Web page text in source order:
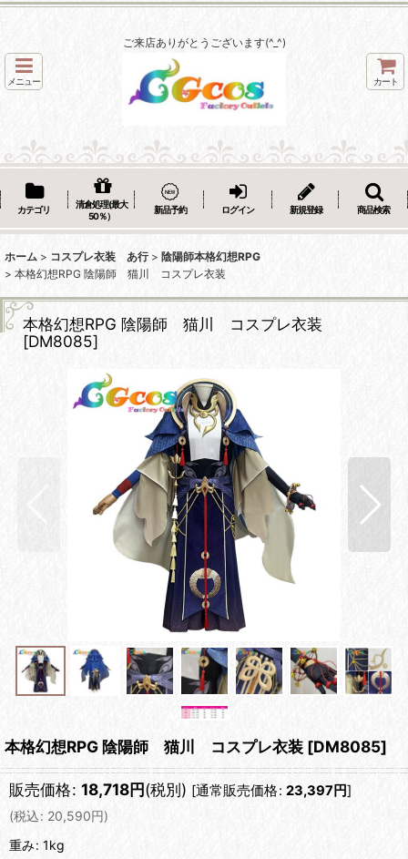
ご来店ありがとうございます(^_^)
メニュー カート
カテゴリ
清倉処理(最大
50％）
新品予約 ログイン 新規登録 商品検索
ホーム > コスプレ衣装 あ行 > 陰陽師本格幻想RPG
> 本格幻想RPG 陰陽師 猫川 コスプレ衣装
本格幻想RPG 陰陽師 猫川 コスプレ衣装
[DM8085]
本格幻想RPG 陰陽師 猫川 コスプレ衣装 [DM8085]
販売価格: 18,718円(税別) [通常販売価格: 23,397 円]
(税込: 20,590円)
重み: 1kg